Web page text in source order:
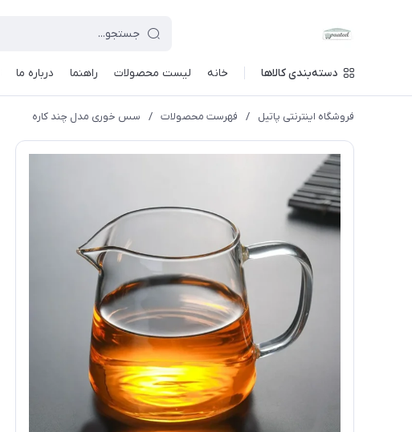
دسته‌بندی کالاها خانه لیست محصولات راهنما درباره ما
فروشگاه اینترنتی پاتیل / فهرست محصولات / سس خوری مدل چند کاره